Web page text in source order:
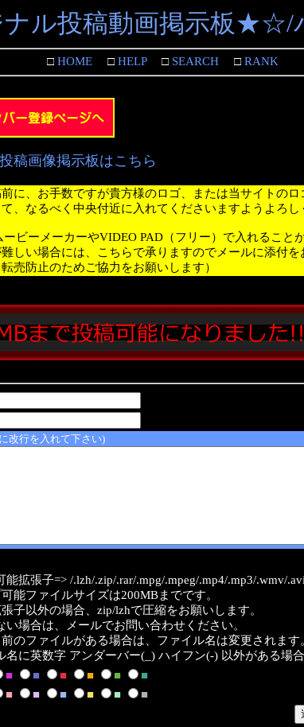
ナル投稿動画掲示板★☆/
□HOME□HELP□SEARCH□RANK
稿画像掲示板はこちら
に、お手数ですが貴方様のロゴ、または当サイトのロ
、なるべく中央付近に入れてくださいますようよろし
ービーメーカーやVIDEO PAD（フリー）で入れること
しい場合には、こちらで承りますのでメールに添付を
転売防止のためご協力をお願いします）
改行を入れて下さい)
能拡張子=> /.lzh/.zip/.rar/.mpg/.mpeg/.mp4/.mp3/.wmv/
能ファイルサイズは200MBまでです。
子以外の場合、zip/lzhで圧縮をお願いします。
い場合は、メールでお問い合わせください。
のファイルがある場合は、ファイル名は変更されます
名に英数字 アンダーバー(_) ハイフン(-) 以外がある場合
■ ■ ■ ■ ■
■
■ ■ ■ ■ ■ ■